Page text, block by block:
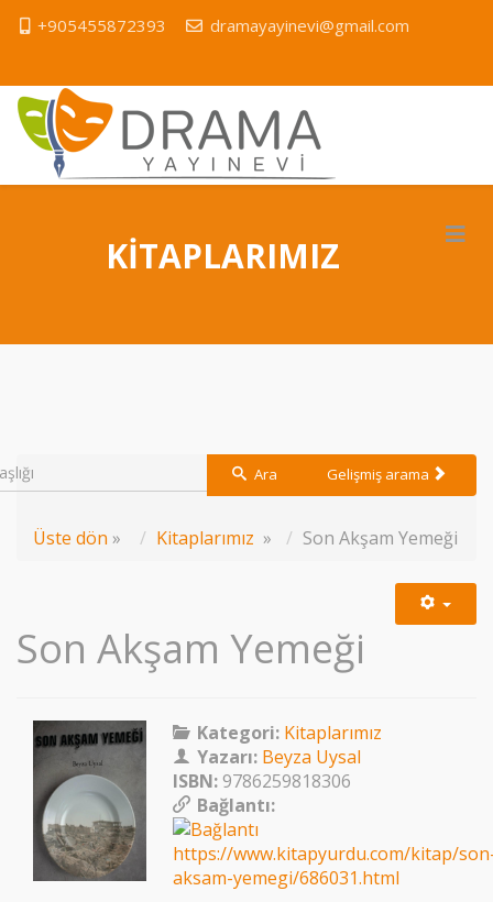
+905455872393 dramayayinevi@gmail.com
KİTAPLARIMIZ
Ara Gelişmiş arama
Üste dön » Kitaplarımız » Son Akşam Yemeği
Son Akşam Yemeği
Kategori: Kitaplarımız
Yazarı: Beyza Uysal
ISBN:9786259818306
Bağlantı:
https://www.kitapyurdu.com/kitap/
aksam-yemegi/686031.html